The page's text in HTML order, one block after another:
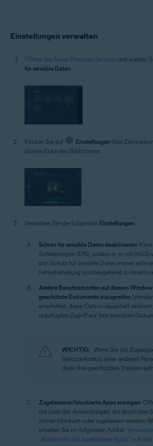
Einstellungen verwalten
Öffnen Sie Avast Premium Security und wählen
für sensible Daten.
Klicken Sie auf Einstellungen (das
oberen Ecke des Bildschirms.
Verwalten Sie die folgenden Einstellungen:
Schutz für sensible Daten deaktivieren:
Schieberegler (EIN), sodass er zu rot
den Schutz für sensible Daten immer
Fehlerbehebung vorübergehend zu
Andere Benutzerkonten auf diesem
geschützte Dokumente zuzugreifen
empfehlen, diese Option dauerhaft aktiviert
unbefugten Zugriff auf Ihre sensiblen
WICHTIG: Wenn Sie die
Benutzerkontos einer anderen
diese Ihre geschützten Dateien
Zugelassene/blockierte Apps anzeigen:
die Liste der Anwendungen, die durch den
immer blockiert oder zugelassen werden.
erhalten Sie im folgenden Artikel:
„Blockierte und zugelassene Apps“ in